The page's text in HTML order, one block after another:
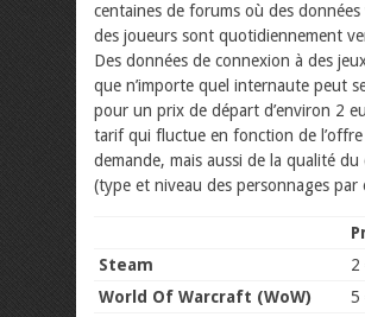
centaines de forums où des données
des joueurs sont quotidiennement
Des données de connexion à des
que n’importe quel internaute peut
pour un prix de départ d’environ 2
tarif qui fluctue en fonction de l’offre
demande, mais aussi de la qualité du
(type et niveau des personnages par
Steam
2
World Of Warcraft (WoW)
5